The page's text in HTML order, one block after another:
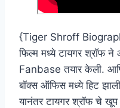
{Tiger Shroff
फिल्म मध्ये टायगर श्रॉफ
Fanbase तयार केली.
बॉक्स ऑफिस मध्ये हिट
यानंतर टायगर श्रॉफ चे